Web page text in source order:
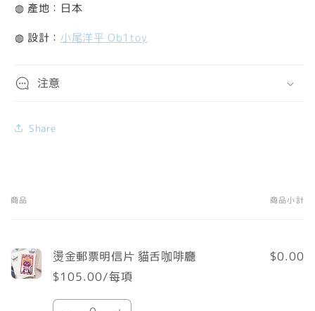
◍ 產地：日本
◍ 設計： 小尾洋平 Ob1toy
注意
Share
您
物
車
商品 商品小計
燙金郵票明信片 貓舌咖啡廳
$105.00/每項
$0.00
數